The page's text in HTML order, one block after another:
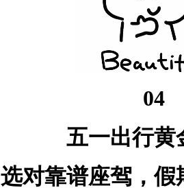
04
五一出行黄
选对靠谱座驾，假